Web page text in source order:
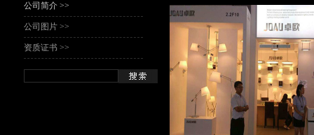
公司简介 >>
公司图片 >>
资质证书 >>